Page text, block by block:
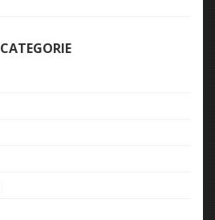
CATEGORIE